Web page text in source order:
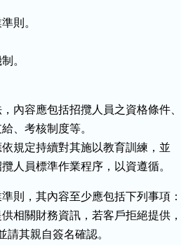
則。
。
內容應包括招攬人員之資格條件、
、考核制度等。
依規定持續對其施以教育訓練，並
人員標準作業程序，以資遵循。
則，其內容至少應包括下列事項：
相關財務資訊，若客戶拒絕提供，
請其親自簽名確認。